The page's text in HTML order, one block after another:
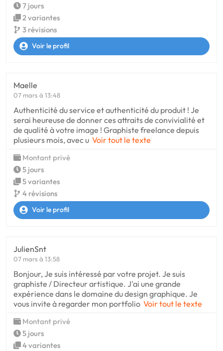
7 jours
2 variantes
3 révisions
Voir le profil
Maelle
07 mars à 13:48
Authenticité du service et authenticité du produit ! Je
serai heureuse de donner ces attraits de convivialité et
de qualité à votre image ! Graphiste freelance depuis
plusieurs mois, avec u Voir tout le texte
Montant privé
5 jours
5 variantes
4 révisions
Voir le profil
JulienSnt
07 mars à 13:58
Bonjour, Je suis intéressé par votre projet. Je suis
graphiste / Directeur artistique. J'ai une grande
expérience dans le domaine du design graphique. Je
vous invite à regarder mon portfolio Voir tout le texte
Montant privé
5 jours
4 variantes